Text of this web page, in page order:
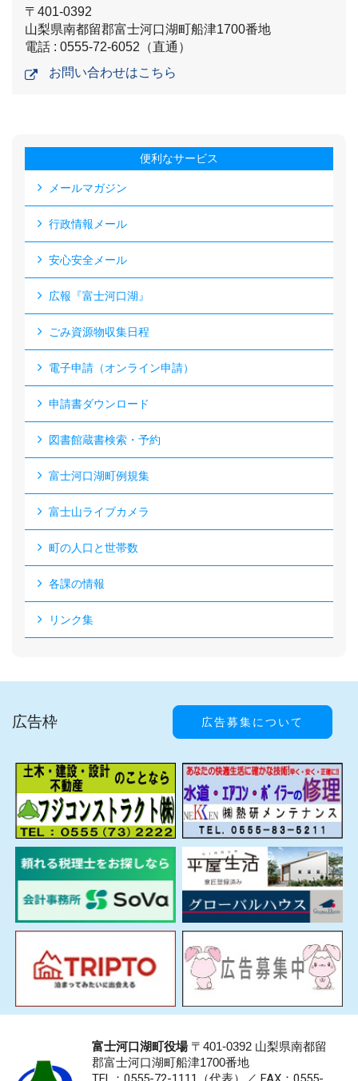
〒401-0392
山梨県南都留郡富士河口湖町船津1700番地
電話 : 0555-72-6052（直通）
お問い合わせはこちら
便利なサービス
メールマガジン
行政情報メール
安心安全メール
広報『富士河口湖』
ごみ資源物収集日程
電子申請（オンライン申請）
申請書ダウンロード
図書館蔵書検索・予約
富士河口湖町例規集
富士山ライブカメラ
町の人口と世帯数
各課の情報
リンク集
広告枠 広告募集について
富士河口湖町役場〒401-0392 山梨県南都留
郡富士河口湖町船津1700番地
（代表）／